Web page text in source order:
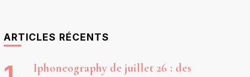
ARTICLES RÉCENTS
Iphoneography de juillet 26 : des